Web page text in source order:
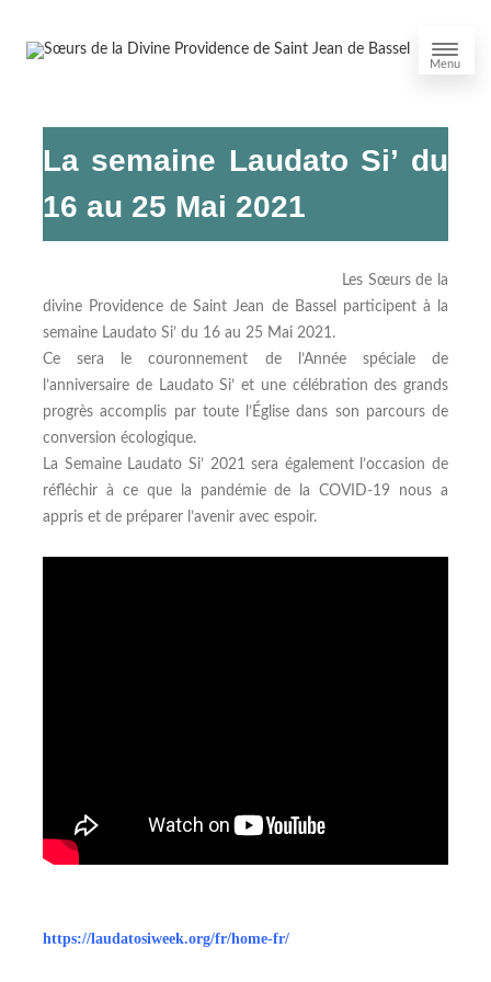
Menu
La semaine Laudato Si’ du
16 au 25 Mai 2021
Les Sœurs de la
divine Providence de Saint Jean de Bassel participent à la
semaine Laudato Si’ du 16 au 25 Mai 2021.
Ce sera le couronnement de l’Année spéciale de
l’anniversaire de Laudato Si’ et une célébration des grands
progrès accomplis par toute l’Église dans son parcours de
conversion écologique.
La Semaine Laudato Si’ 2021 sera également l’occasion de
réfléchir à ce que la pandémie de la COVID-19 nous a
appris et de préparer l’avenir avec espoir.
https://laudatosiweek.org/fr/home-fr/